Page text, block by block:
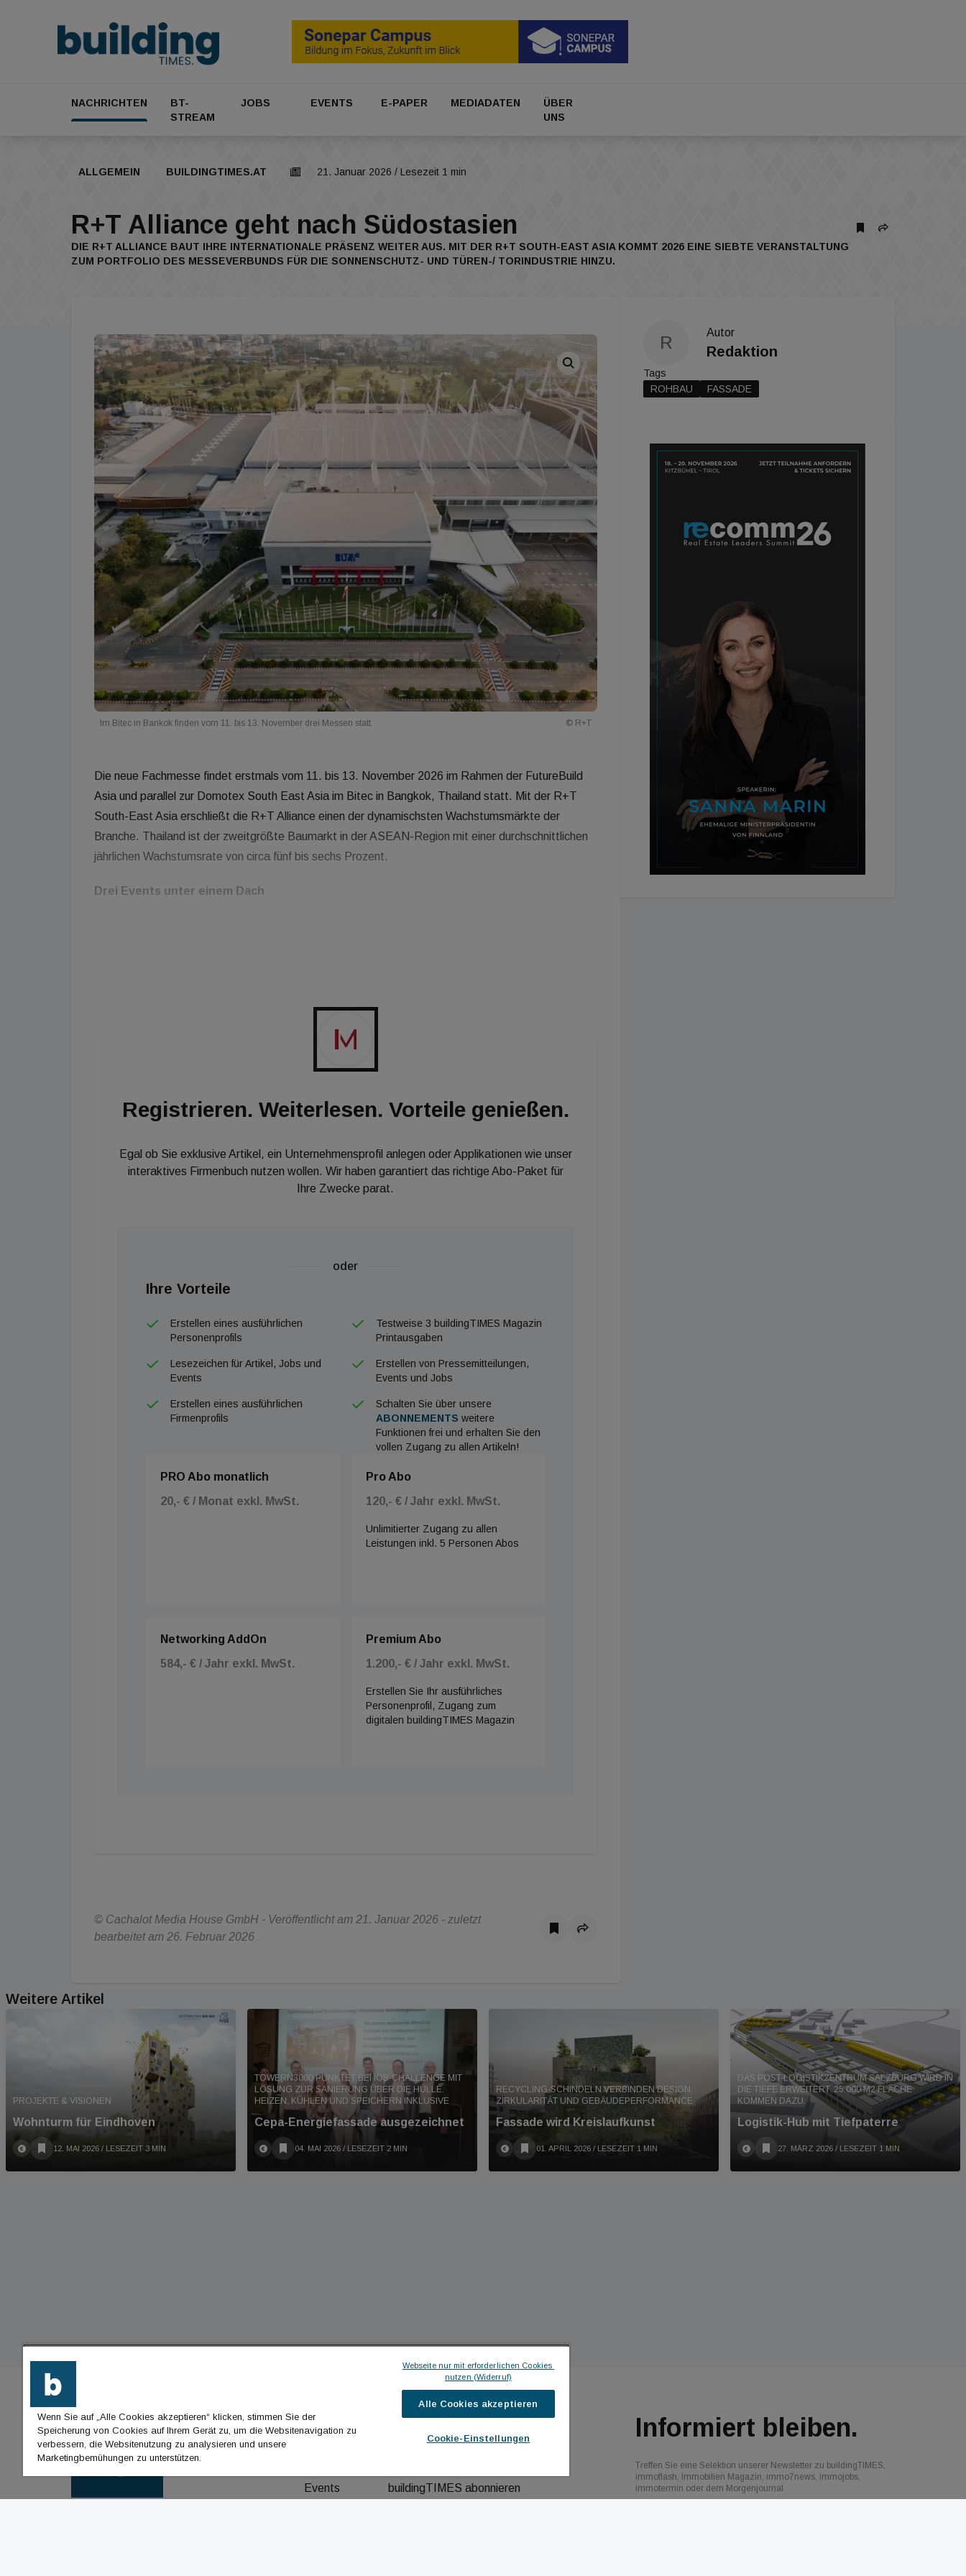
NACHRICHTEN
BT-
STREAM
JOBS EVENTS E-PAPER MEDIADATEN
ÜBER
UNS
ALLGEMEIN BUILDINGTIMES.AT 21. Januar 2026 / Lesezeit 1 min
R+T Alliance geht nach Südostasien
DIE R+T ALLIANCE BAUT IHRE INTERNATIONALE PRÄSENZ WEITER AUS. MIT DER R+T SOUTH-EAST ASIA KOMMT 2026 EINE SIEBTE VERANSTALTUNG
ZUM PORTFOLIO DES MESSEVERBUNDS FÜR DIE SONNENSCHUTZ- UND TÜREN-/ TORINDUSTRIE HINZU.
Im Bitec in Bankok finden vom 11. bis 13. November drei Messen statt © R+T
Die neue Fachmesse findet erstmals vom 11. bis 13. November 2026 im Rahmen der FutureBuild
Asia und parallel zur Domotex South East Asia im Bitec in Bangkok, Thailand statt. Mit der R+T
South-East Asia erschließt die R+T Alliance einen der dynamischsten Wachstumsmärkte der
Branche. Thailand ist der zweitgrößte Baumarkt in der ASEAN-Region mit einer durchschnittlichen
jährlichen Wachstumsrate von circa fünf bis sechs Prozent.
Drei Events unter einem Dach
Registrieren. Weiterlesen. Vorteile genießen.
Egal ob Sie exklusive Artikel, ein Unternehmensprofil anlegen oder Applikationen wie unser
interaktives Firmenbuch nutzen wollen. Wir haben garantiert das richtige Abo-Paket für
Ihre Zwecke parat.
oder
Ihre Vorteile
Erstellen eines ausführlichen
Personenprofils
Testweise 3 buildingTIMES Magazin
Printausgaben
Lesezeichen für Artikel, Jobs und
Events
Erstellen von Pressemitteilungen,
Events und Jobs
Erstellen eines ausführlichen
Firmenprofils
Schalten Sie über unsere
ABONNEMENTS weitere
Funktionen frei und erhalten Sie den
vollen Zugang zu allen Artikeln!
PRO Abo monatlich
20,- € / Monat exkl. MwSt.
Pro Abo
120,- € / Jahr exkl. MwSt.
Unlimitierter Zugang zu allen
Leistungen inkl. 5 Personen Abos
Networking AddOn
584,- € / Jahr exkl. MwSt.
Premium Abo
1.200,- € / Jahr exkl. MwSt.
Erstellen Sie Ihr ausführliches
Personenprofil, Zugang zum
digitalen buildingTIMES Magazin
© Cachalot Media House GmbH - Veröffentlicht am 21. Januar 2026 - zuletzt
bearbeitet am 26. Februar 2026
R
Autor
Redaktion
Tags
ROHBAU
FASSADE
Weitere Artikel
PROJEKTE & VISIONEN
Wohnturm für Eindhoven
12. MAI 2026 / LESEZEIT 3 MIN
TOWERN3000 PUNKTET BEI IÖB-CHALLENGE MIT
LÖSUNG ZUR SANIERUNG ÜBER DIE HÜLLE.
HEIZEN, KÜHLEN UND SPEICHERN INKLUSIVE
Cepa-Energiefassade ausgezeichnet
04. MAI 2026 / LESEZEIT 2 MIN
RECYCLING-SCHINDELN VERBINDEN DESIGN,
ZIRKULARITÄT UND GEBÄUDEPERFORMANCE
Fassade wird Kreislaufkunst
01. APRIL 2026 / LESEZEIT 1 MIN
DAS POST-LOGISTIKZENTRUM SALZBURG WIRD IN
DIE TIEFE ERWEITERT. 25.000 M2 FLÄCHE
KOMMEN DAZU.
Logistik-Hub mit Tiefpaterre
27. MÄRZ 2026 / LESEZEIT 1 MIN
BUILDINGTIMES
Events
ICH MÖCHTE ...
buildingTIMES abonnieren
Informiert bleiben.
Treffen Sie eine Selektion unserer Newsletter zu buildingTIMES,
immoflash, Immobilien Magazin, immo7news, immojobs,
immotermin oder dem Morgenjournal
Wenn Sie auf „Alle Cookies akzeptieren“ klicken, stimmen Sie der
Speicherung von Cookies auf Ihrem Gerät zu, um die Websitenavigation zu
verbessern, die Websitenutzung zu analysieren und unsere
Marketingbemühungen zu unterstützen.
Webseite nur mit erforderlichen Cookies
nutzen (Widerruf)
Alle Cookies akzeptieren
Cookie-Einstellungen